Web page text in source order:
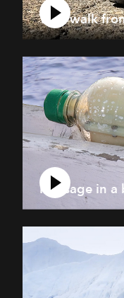
Why walk
Message in a